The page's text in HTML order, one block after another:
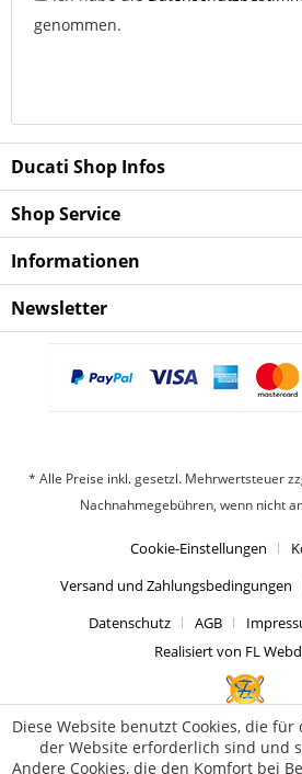
genommen.
Ducati Shop Infos
Shop Service
Informationen
Newsletter
* Alle Preise inkl. gesetzl. Mehrwertsteuer
Nachnahmegebühren, wenn nicht
Cookie-Einstellungen
Versand und Zahlungsbedingungen
Datenschutz
AGB
Realisiert von FL
Diese Website benutzt Cookies, die
der Website erforderlich sind und
Andere Cookies, die den Komfort bei